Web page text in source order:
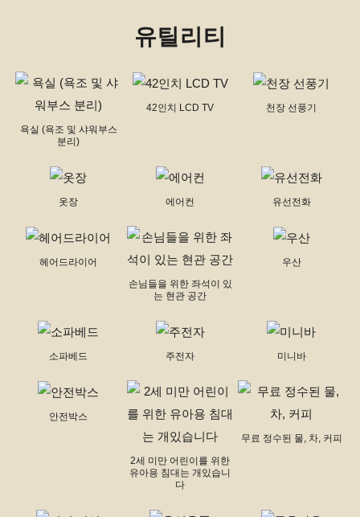
유틸리티
욕실 (욕조 및 샤워부스
분리)
42인치 LCD TV 천장 선풍기
옷장 에어컨 유선전화
헤어드라이어
손님들을 위한 좌석이 있
는 현관 공간
우산
소파베드 주전자 미니바
안전박스
2세 미만 어린이를 위한
유아용 침대는 개있습니
다
무료 정수된 물, 차, 커피